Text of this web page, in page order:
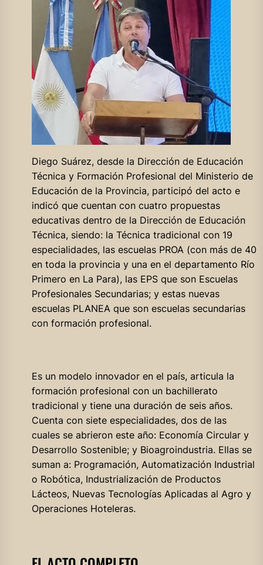
Diego Suárez, desde la Dirección de Educación
Técnica y Formación Profesional del Ministerio de
Educación de la Provincia, participó del acto e
indicó que cuentan con cuatro propuestas
educativas dentro de la Dirección de Educación
Técnica, siendo: la Técnica tradicional con 19
especialidades, las escuelas PROA (con más de 40
en toda la provincia y una en el departamento Río
Primero en La Para), las EPS que son Escuelas
Profesionales Secundarias; y estas nuevas
escuelas PLANEA que son escuelas secundarias
con formación profesional.
Es un modelo innovador en el país, articula la
formación profesional con un bachillerato
tradicional y tiene una duración de seis años.
Cuenta con siete especialidades, dos de las
cuales se abrieron este año: Economía Circular y
Desarrollo Sostenible; y Bioagroindustria. Ellas se
suman a: Programación, Automatización Industrial
o Robótica, Industrialización de Productos
Lácteos, Nuevas Tecnologías Aplicadas al Agro y
Operaciones Hoteleras.